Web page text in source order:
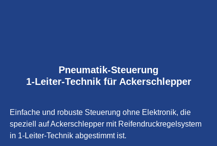
Pneumatik-Steuerung
1-Leiter-Technik für Ackerschlepper
Einfache und robuste Steuerung ohne Elektronik, die
speziell auf Ackerschlepper mit Reifendruckregelsystem
in 1-Leiter-Technik abgestimmt ist.